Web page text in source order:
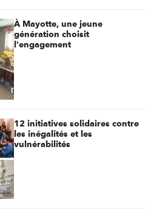
À Mayotte, une jeune
génération choisit
l'engagement
12 initiatives solidaires contre
les inégalités et les
vulnérabilités